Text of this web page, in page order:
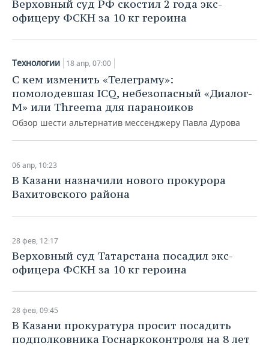
Верховный суд РФ скостил 2 года экс-
офицеру ФСКН за 10 кг героина
Технологии 18 апр, 07:00
С кем изменить «Телеграму»:
помолодевшая ICQ, небезопасный «Диалог-
М» или Threema для параноиков
Обзор шести альтернатив мессенджеру Павла Дурова
06 апр, 10:23
В Казани назначили нового прокурора
Вахитовского района
28 фев, 12:17
Верховный суд Татарстана посадил экс-
офицера ФСКН за 10 кг героина
28 фев, 09:45
В Казани прокуратура просит посадить
подполковника Госнаркоконтроля на 8 лет